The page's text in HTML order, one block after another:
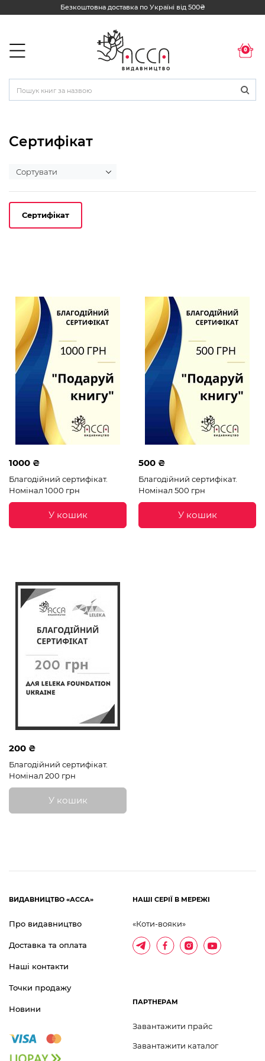
Безкоштовна доставка по Україні від 500₴
0
Сертифікат
Сертифікат
1000 ₴
Благодійний сертифікат.
Номінал 1000 грн
У кошик
500 ₴
Благодійний сертифікат.
Номінал 500 грн
У кошик
200 ₴
Благодійний сертифікат.
Номінал 200 грн
У кошик
ВИДАВНИЦТВО «АССА»
Про видавництво
Доставка та оплата
Наші контакти
Точки продажу
Новини
НАШІ СЕРІЇ В МЕРЕЖІ
«Коти-вояки»
ПАРТНЕРАМ
Завантажити прайс
Завантажити каталог